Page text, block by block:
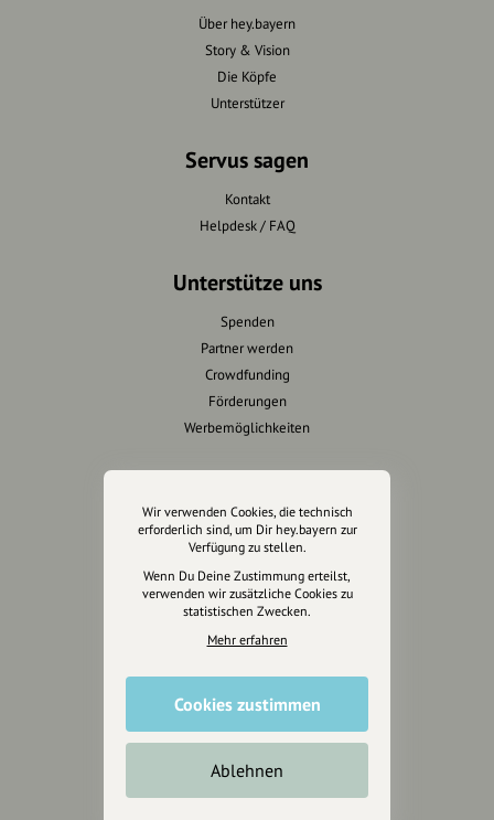
Über hey.bayern
Story & Vision
Die Köpfe
Unterstützer
Servus sagen
Kontakt
Helpdesk / FAQ
Unterstütze uns
Spenden
Partner werden
Crowdfunding
Förderungen
Werbemöglichkeiten
Impressum
Datenschutz
AGB
Cookies zurücksetzen
Mediakit
Wir verwenden Cookies, die technisch
erforderlich sind, um Dir hey.bayern zur
Verfügung zu stellen.
Wenn Du Deine Zustimmung erteilst,
verwenden wir zusätzliche Cookies zu
statistischen Zwecken.
Mehr erfahren
Cookies zustimmen
Ablehnen